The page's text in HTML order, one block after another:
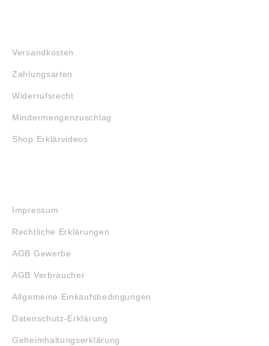
Versandkosten
Zahlungsarten
Widerrufsrecht
Mindermengenzuschlag
Shop Erklärvideos
Impressum
Rechtliche Erklärungen
AGB Gewerbe
AGB Verbraucher
Allgemeine Einkaufsbedingungen
Datenschutz-Erklärung
Geheimhaltungserklärung